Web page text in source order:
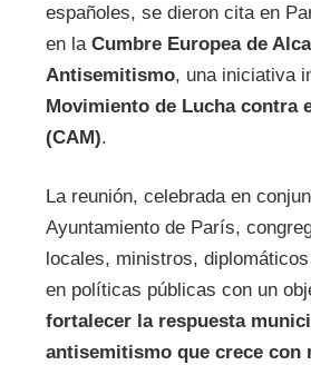
españoles, se dieron cita en
en la Cumbre Europea de
Antisemitismo, una iniciativa
Movimiento de Lucha contra
(CAM).
La reunión, celebrada en
Ayuntamiento de París,
locales, ministros,
en políticas públicas con un
fortalecer la respuesta
antisemitismo que crece con